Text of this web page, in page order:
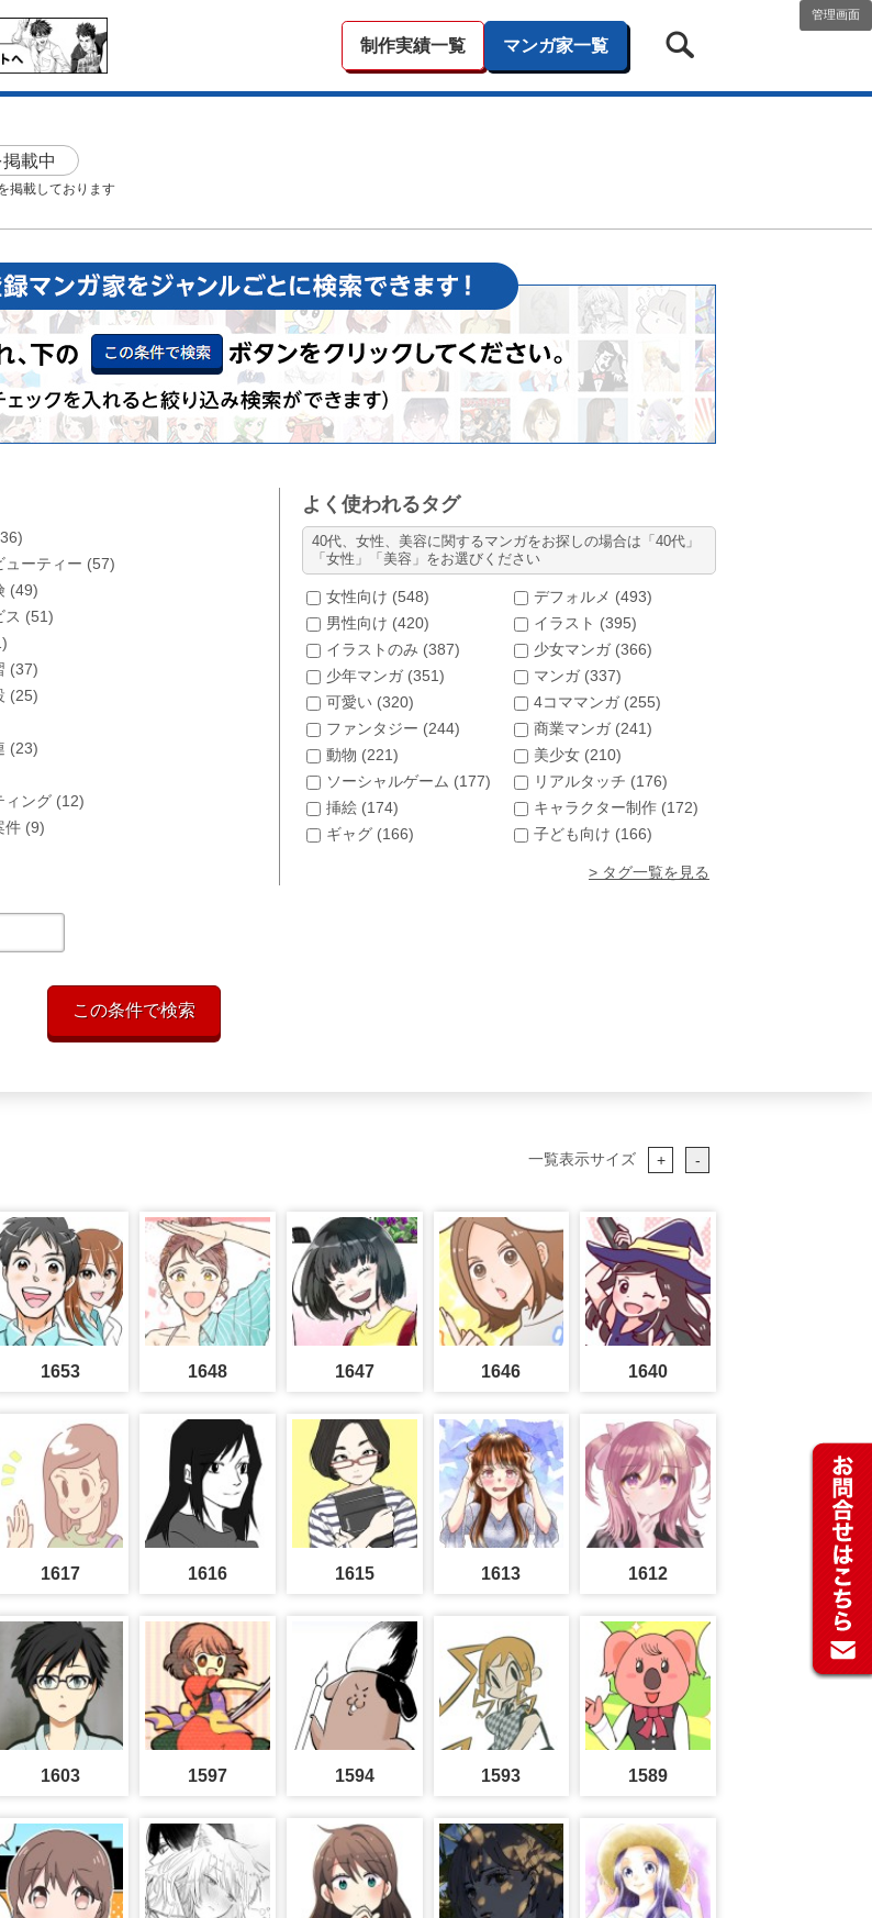
制作実績一覧 マンガ家一覧
管理画面
載中
掲載しております
36)
ューティー (57)
(49)
ス (51)
)
(37)
(25)
(23)
ィング (12)
件 (9)
よく使われるタグ
40代、女性、美容に関するマンガをお探しの場合は「40代」
「女性」「美容」をお選びください
女性向け (548) デフォルメ (493)
男性向け (420) イラスト (395)
イラストのみ (387) 少女マンガ (366)
少年マンガ (351) マンガ (337)
可愛い (320) 4コママンガ (255)
ファンタジー (244) 商業マンガ (241)
動物 (221) 美少女 (210)
ソーシャルゲーム (177) リアルタッチ (176)
挿絵 (174) キャラクター制作 (172)
ギャグ (166) 子ども向け (166)
> タグ一覧を見る
この条件で検索
一覧表示サイズ + -
1653 1648 1647 1646 1640
1617 1616 1615 1613 1612
1603 1597 1594 1593 1589